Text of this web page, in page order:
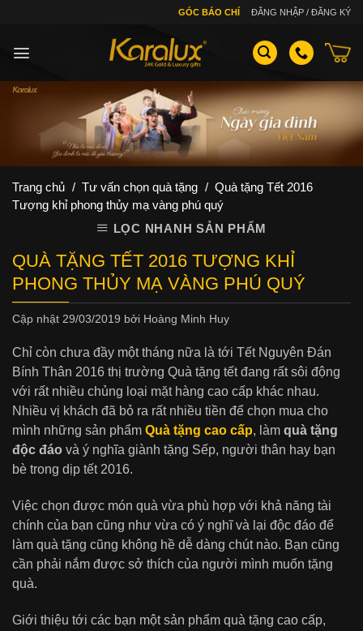
GÓC BÁO CHÍ ĐĂNG NHẬP / ĐĂNG KÝ
Trang chủ / Tư vấn chọn quà tặng / Quà tặng Tết 2016
Tượng khỉ phong thủy mạ vàng phú quý
LỌC NHANH SẢN PHẨM
QUÀ TẶNG TẾT 2016 TƯỢNG KHỈ
PHONG THỦY MẠ VÀNG PHÚ QUÝ
Cập nhật 29/03/2019 bởi Hoàng Minh Huy
Chỉ còn chưa đầy một tháng nữa là tới Tết Nguyên Đán
Bính Thân 2016 thị trường Quà tặng tết đang rất sôi động
với rất nhiều chủng loại mặt hàng cao cấp khác nhau.
Nhiều vị khách đã bỏ ra rất nhiều tiền để chọn mua cho
mình những sản phẩm Quà tặng cao cấp, làm quà tặng
độc đáo và ý nghĩa giành tặng Sếp, người thân hay bạn
bè trong dịp tết 2016.
Việc chọn được món quà vừa phù hợp với khả năng tài
chính của bạn cũng như vừa có ý nghĩ và lại độc đáo để
làm quà tặng cũng không hề dễ dàng chút nào. Bạn cũng
cần phải nắm được sở thích của người mình muốn tặng
quà.
Giới thiệu tới các bạn một sản phẩm quà tặng cao cấp,